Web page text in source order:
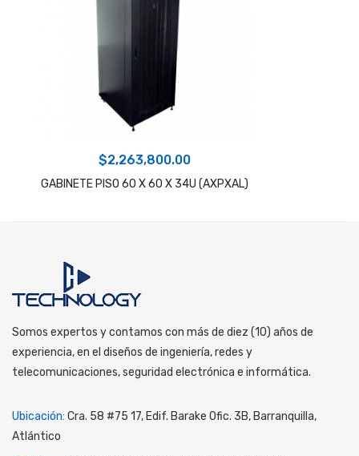
$2,263,800.00
GABINETE PISO 60 X 60 X 34U (AXPXAL)
Somos expertos y contamos con más de diez (10) años de
experiencia, en el diseños de ingeniería, redes y
telecomunicaciones, seguridad electrónica e informática.
Ubicación: Cra. 58 #75 17, Edif. Barake Ofic. 3B, Barranquilla,
Atlántico